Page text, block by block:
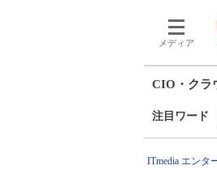
メディア
CIO・クラ
注目ワード
ITmedia エンタ